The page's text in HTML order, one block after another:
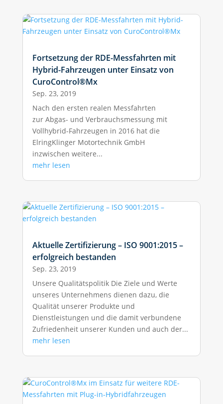
Fortsetzung der RDE-Messfahrten mit
Hybrid-Fahrzeugen unter Einsatz von
CuroControl®Mx
Sep. 23, 2019
Nach den ersten realen Messfahrten
zur Abgas- und Verbrauchsmessung mit
Vollhybrid-Fahrzeugen in 2016 hat die
ElringKlinger Motortechnik GmbH
inzwischen weitere...
mehr lesen
Aktuelle Zertifizierung – ISO 9001:2015 –
erfolgreich bestanden
Sep. 23, 2019
Unsere Qualitätspolitik Die Ziele und Werte
unseres Unternehmens dienen dazu, die
Qualität unserer Produkte und
Dienstleistungen und die damit verbundene
Zufriedenheit unserer Kunden und auch der...
mehr lesen